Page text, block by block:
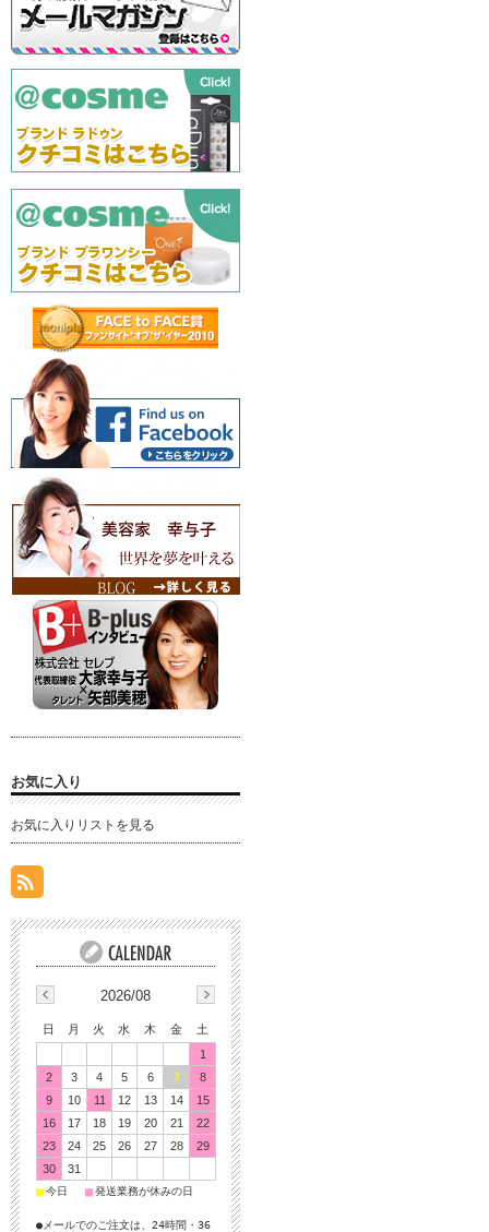
お気に入り
お気に入りリストを見る
2026/08
日 月 火 水 木 金
土
1
2
3 4 5 6 7
8
9
10 11 12 13 14
15
16
17 18 19 20 21
22
23
24 25 26 27 28
29
30
31
■今日 ■発送業務が休みの日
●メールでのご注文は、24時間・36